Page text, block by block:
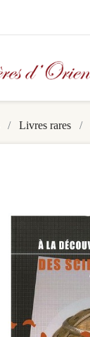
Livres rares